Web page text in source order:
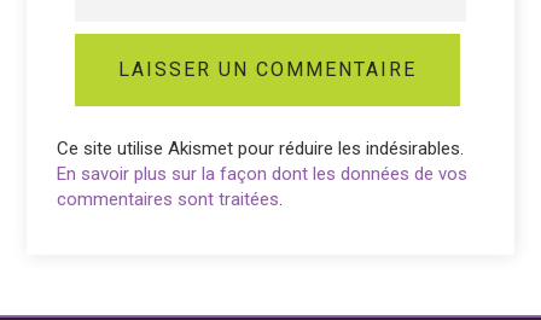
Ce site utilise Akismet pour réduire les indésirables.
En savoir plus sur la façon dont les données de vos
commentaires sont traitées